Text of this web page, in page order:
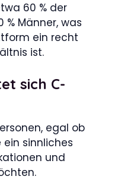
60 % der
% Männer, was
ein recht
ist.
sich C-
egal ob
ein sinnliches
und